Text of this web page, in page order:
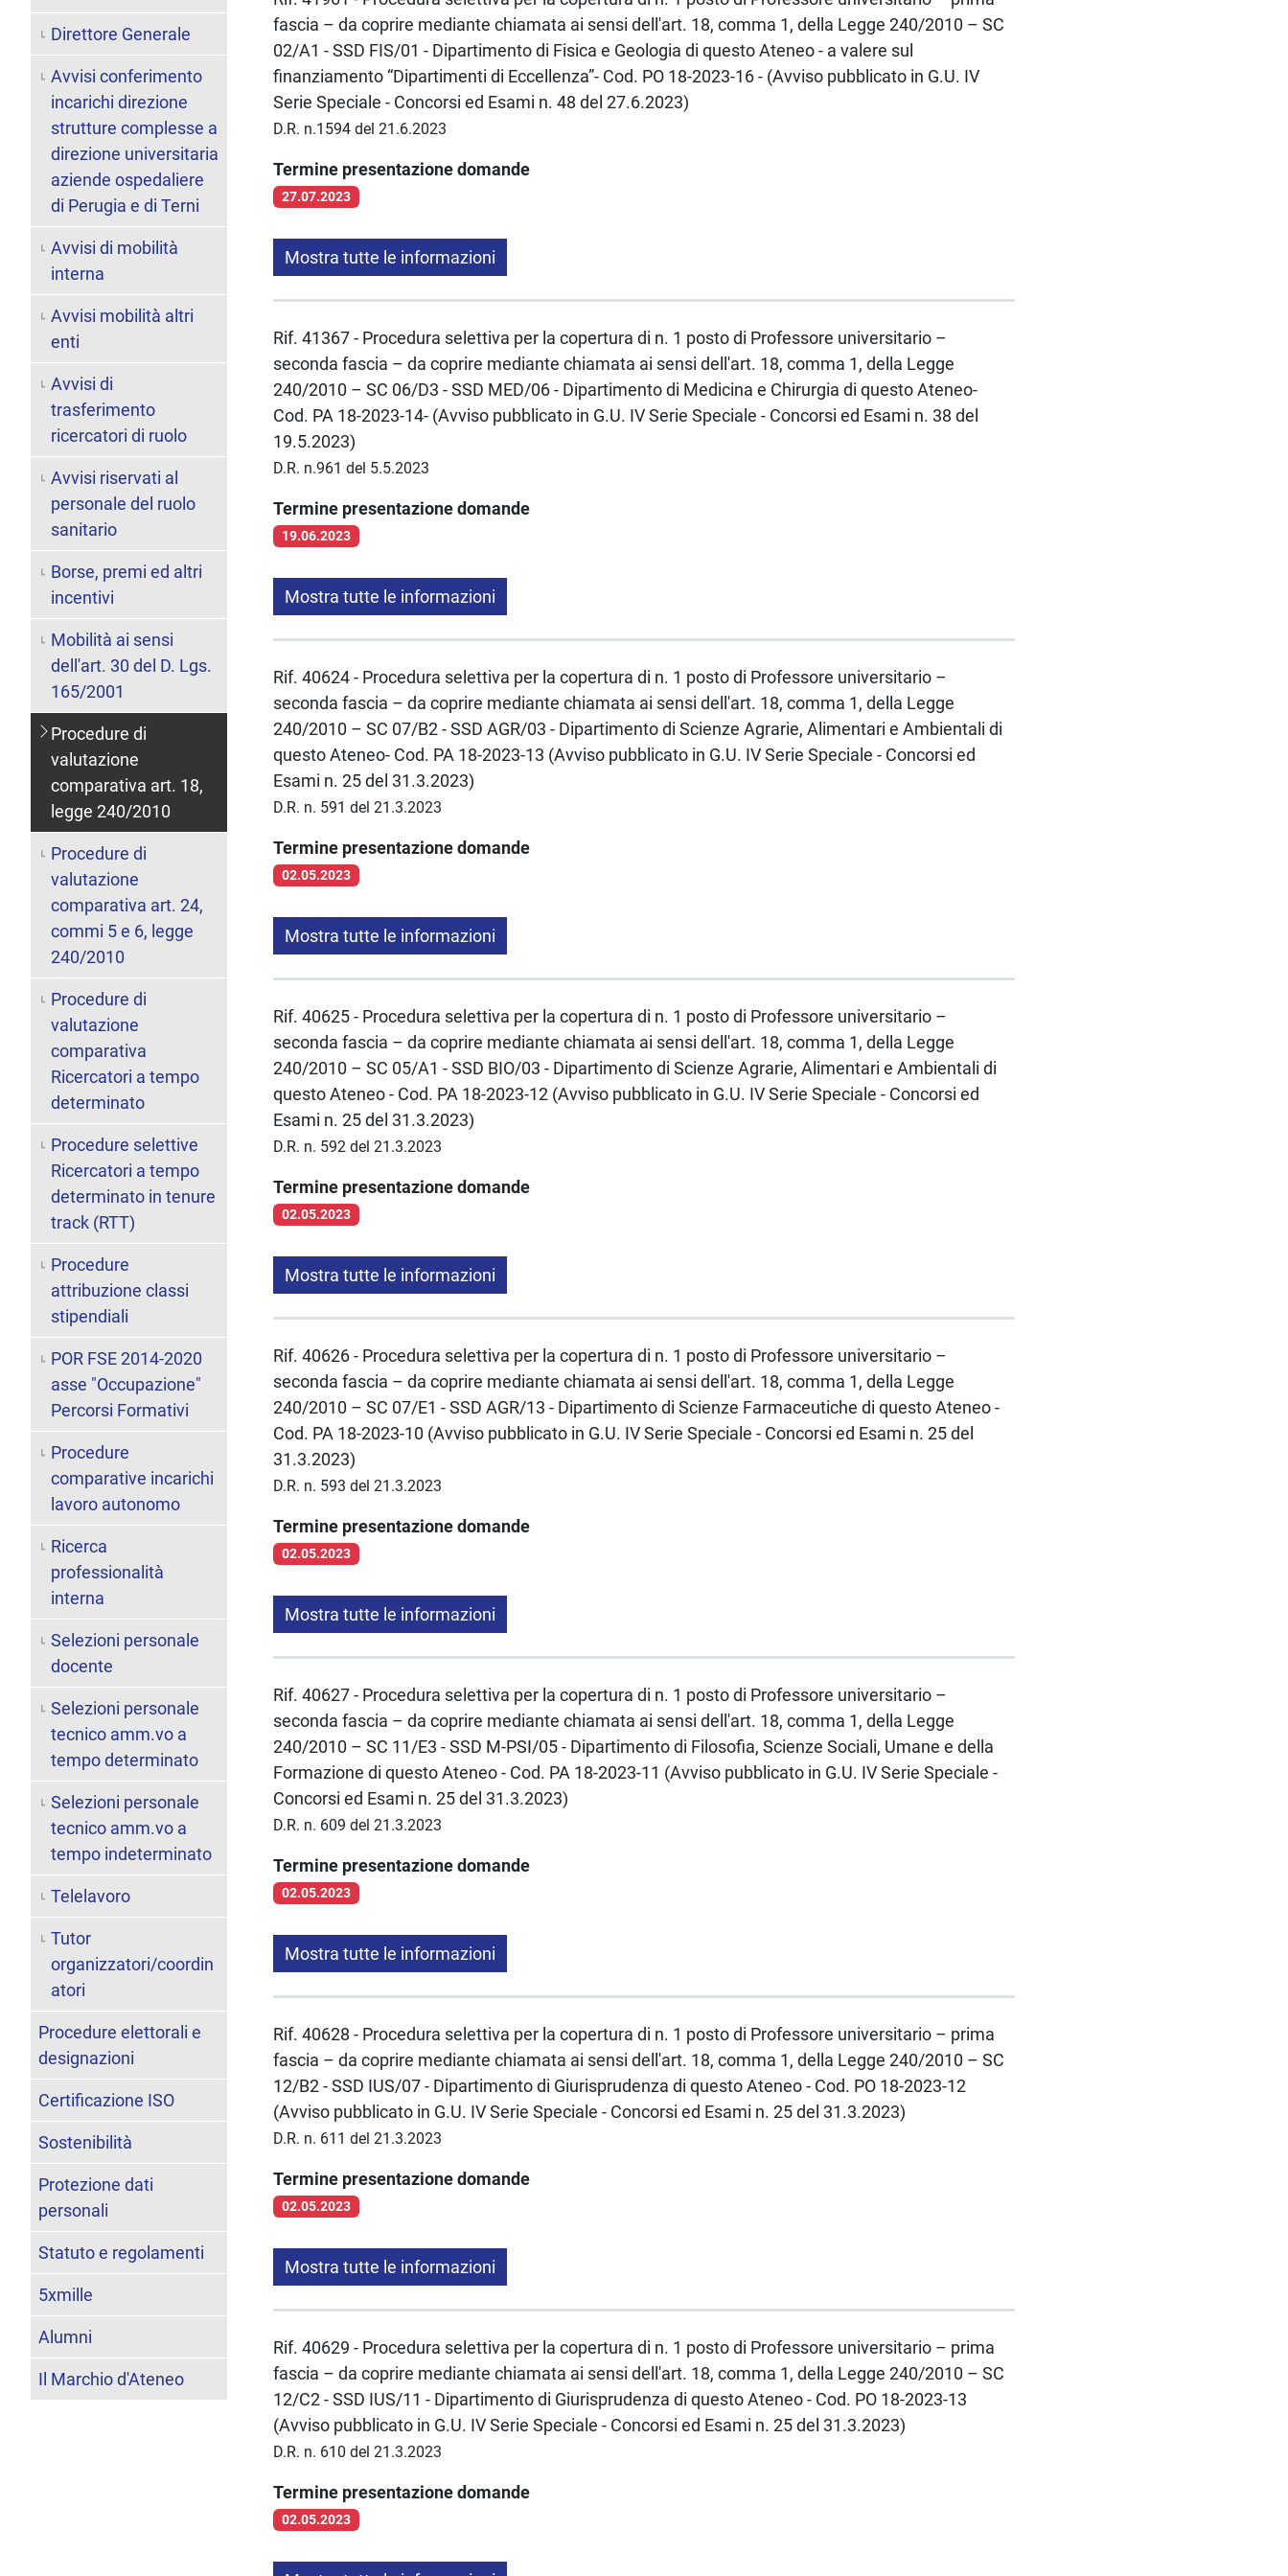
fascia – da coprire mediante chiamata ai sensi dell'art. 18, comma 1, della Legge 240/2010 – SC
02/A1 - SSD FIS/01 - Dipartimento di Fisica e Geologia di questo Ateneo - a valere sul
finanziamento “Dipartimenti di Eccellenza”- Cod. PO 18-2023-16 - (Avviso pubblicato in G.U. IV
Serie Speciale - Concorsi ed Esami n. 48 del 27.6.2023)
D.R. n.1594 del 21.6.2023
Termine presentazione domande
27.07.2023
Mostra tutte le informazioni
Rif. 41367 - Procedura selettiva per la copertura di n. 1 posto di Professore universitario –
seconda fascia – da coprire mediante chiamata ai sensi dell'art. 18, comma 1, della Legge
240/2010 – SC 06/D3 - SSD MED/06 - Dipartimento di Medicina e Chirurgia di questo Ateneo-
Cod. PA 18-2023-14- (Avviso pubblicato in G.U. IV Serie Speciale - Concorsi ed Esami n. 38 del
19.5.2023)
D.R. n.961 del 5.5.2023
Termine presentazione domande
19.06.2023
Mostra tutte le informazioni
Rif. 40624 - Procedura selettiva per la copertura di n. 1 posto di Professore universitario –
seconda fascia – da coprire mediante chiamata ai sensi dell'art. 18, comma 1, della Legge
240/2010 – SC 07/B2 - SSD AGR/03 - Dipartimento di Scienze Agrarie, Alimentari e Ambientali di
questo Ateneo- Cod. PA 18-2023-13 (Avviso pubblicato in G.U. IV Serie Speciale - Concorsi ed
Esami n. 25 del 31.3.2023)
D.R. n. 591 del 21.3.2023
Termine presentazione domande
02.05.2023
Mostra tutte le informazioni
Rif. 40625 - Procedura selettiva per la copertura di n. 1 posto di Professore universitario –
seconda fascia – da coprire mediante chiamata ai sensi dell'art. 18, comma 1, della Legge
240/2010 – SC 05/A1 - SSD BIO/03 - Dipartimento di Scienze Agrarie, Alimentari e Ambientali di
questo Ateneo - Cod. PA 18-2023-12 (Avviso pubblicato in G.U. IV Serie Speciale - Concorsi ed
Esami n. 25 del 31.3.2023)
D.R. n. 592 del 21.3.2023
Termine presentazione domande
02.05.2023
Mostra tutte le informazioni
Rif. 40626 - Procedura selettiva per la copertura di n. 1 posto di Professore universitario –
seconda fascia – da coprire mediante chiamata ai sensi dell'art. 18, comma 1, della Legge
240/2010 – SC 07/E1 - SSD AGR/13 - Dipartimento di Scienze Farmaceutiche di questo Ateneo -
Cod. PA 18-2023-10 (Avviso pubblicato in G.U. IV Serie Speciale - Concorsi ed Esami n. 25 del
31.3.2023)
D.R. n. 593 del 21.3.2023
Termine presentazione domande
02.05.2023
Mostra tutte le informazioni
Rif. 40627 - Procedura selettiva per la copertura di n. 1 posto di Professore universitario –
seconda fascia – da coprire mediante chiamata ai sensi dell'art. 18, comma 1, della Legge
240/2010 – SC 11/E3 - SSD M-PSI/05 - Dipartimento di Filosofia, Scienze Sociali, Umane e della
Formazione di questo Ateneo - Cod. PA 18-2023-11 (Avviso pubblicato in G.U. IV Serie Speciale -
Concorsi ed Esami n. 25 del 31.3.2023)
D.R. n. 609 del 21.3.2023
Termine presentazione domande
02.05.2023
Mostra tutte le informazioni
Rif. 40628 - Procedura selettiva per la copertura di n. 1 posto di Professore universitario – prima
fascia – da coprire mediante chiamata ai sensi dell'art. 18, comma 1, della Legge 240/2010 – SC
12/B2 - SSD IUS/07 - Dipartimento di Giurisprudenza di questo Ateneo - Cod. PO 18-2023-12
(Avviso pubblicato in G.U. IV Serie Speciale - Concorsi ed Esami n. 25 del 31.3.2023)
D.R. n. 611 del 21.3.2023
Termine presentazione domande
02.05.2023
Mostra tutte le informazioni
Rif. 40629 - Procedura selettiva per la copertura di n. 1 posto di Professore universitario – prima
fascia – da coprire mediante chiamata ai sensi dell'art. 18, comma 1, della Legge 240/2010 – SC
12/C2 - SSD IUS/11 - Dipartimento di Giurisprudenza di questo Ateneo - Cod. PO 18-2023-13
(Avviso pubblicato in G.U. IV Serie Speciale - Concorsi ed Esami n. 25 del 31.3.2023)
D.R. n. 610 del 21.3.2023
Termine presentazione domande
02.05.2023
Direttore Generale
Avvisi conferimento
incarichi direzione
strutture complesse a
direzione universitaria
aziende ospedaliere
di Perugia e di Terni
Avvisi di mobilità
interna
Avvisi mobilità altri
enti
Avvisi di
trasferimento
ricercatori di ruolo
Avvisi riservati al
personale del ruolo
sanitario
Borse, premi ed altri
incentivi
Mobilità ai sensi
dell'art. 30 del D. Lgs.
165/2001
Procedure di
valutazione
comparativa art. 18,
legge 240/2010
Procedure di
valutazione
comparativa art. 24,
commi 5 e 6, legge
240/2010
Procedure di
valutazione
comparativa
Ricercatori a tempo
determinato
Procedure selettive
Ricercatori a tempo
determinato in tenure
track (RTT)
Procedure
attribuzione classi
stipendiali
POR FSE 2014-2020
asse "Occupazione"
Percorsi Formativi
Procedure
comparative incarichi
lavoro autonomo
Ricerca
professionalità
interna
Selezioni personale
docente
Selezioni personale
tecnico amm.vo a
tempo determinato
Selezioni personale
tecnico amm.vo a
tempo indeterminato
Telelavoro
Tutor
organizzatori/coordin
atori
Procedure elettorali e
designazioni
Certificazione ISO
Sostenibilità
Protezione dati
personali
Statuto e regolamenti
5xmille
Alumni
Il Marchio d'Ateneo